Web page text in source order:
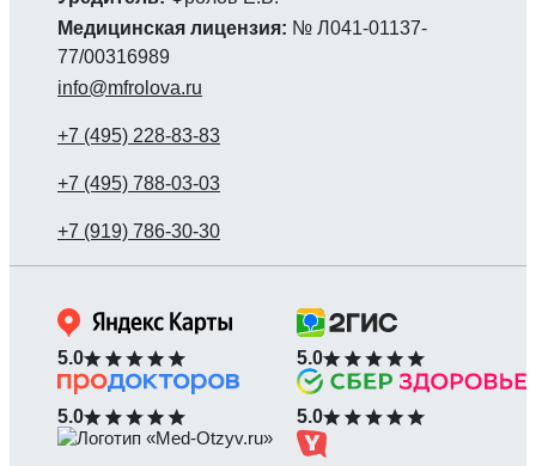
Медицинская лицензия: № Л041-01137-
77/00316989
info@mfrolova.ru
5.0 5.0
5.0 5.0